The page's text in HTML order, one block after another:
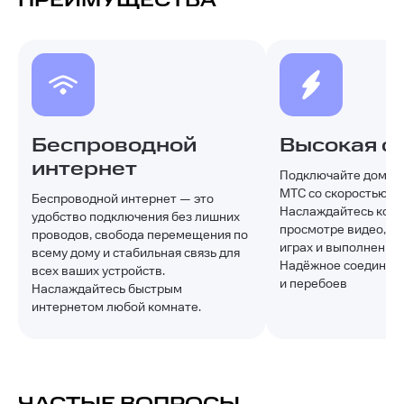
Беспроводной
интернет
Беспроводной интернет — это
удобство подключения без лишних
проводов, свобода перемещения по
всему дому и стабильная связь для
всех ваших устройств.
Наслаждайтесь быстрым
интернетом любой комнате.
Высокая
Подключайте
МТС со скоростью до
Наслаждайтесь
просмотре видео,
играх и выполнении
Надёжное
и перебоев